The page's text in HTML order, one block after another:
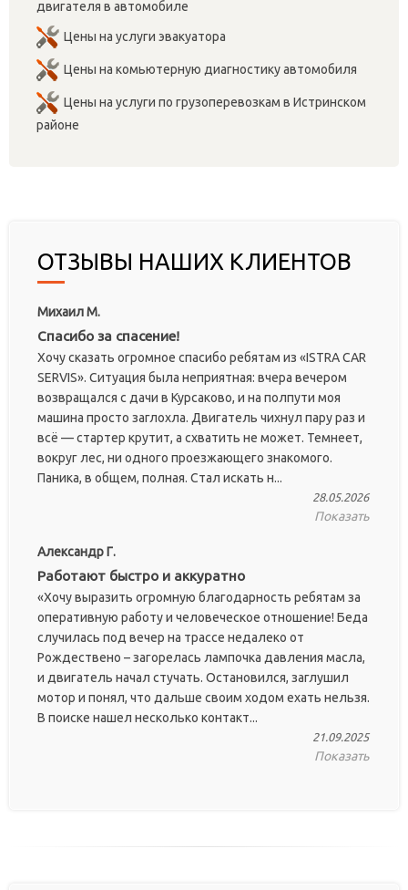
двигателя в автомобиле
Цены на услуги эвакуатора
Цены на комьютерную диагностику автомобиля
Цены на услуги по грузоперевозкам в Истринском
районе
ОТЗЫВЫ НАШИХ КЛИЕНТОВ
Михаил М.
Спасибо за спасение!
Хочу сказать огромное спасибо ребятам из «ISTRA CAR
SERVIS». Ситуация была неприятная: вчера вечером
возвращался с дачи в Курсаково, и на полпути моя
машина просто заглохла. Двигатель чихнул пару раз и
всё — стартер крутит, а схватить не может. Темнеет,
вокруг лес, ни одного проезжающего знакомого.
Паника, в общем, полная. Стал искать н...
28.05.2026
Показать
Александр Г.
Работают быстро и аккуратно
«Хочу выразить огромную благодарность ребятам за
оперативную работу и человеческое отношение! Беда
случилась под вечер на трассе недалеко от
Рождествено – загорелась лампочка давления масла,
и двигатель начал стучать. Остановился, заглушил
мотор и понял, что дальше своим ходом ехать нельзя.
В поиске нашел несколько контакт...
21.09.2025
Показать